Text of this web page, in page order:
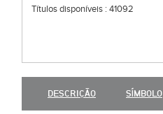
Títulos disponíveis : 41092
DESCRIÇÃO SÍMBOLO